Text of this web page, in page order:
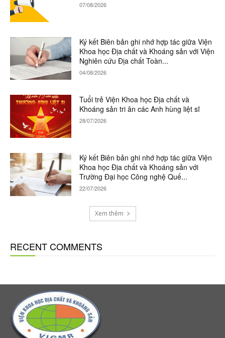
07/08/2026
Ký kết Biên bản ghi nhớ hợp tác giữa Viện
Khoa học Địa chất và Khoáng sản với Viện
Nghiên cứu Địa chất Toàn...
04/08/2026
Tuổi trẻ Viện Khoa học Địa chất và
Khoáng sản tri ân các Anh hùng liệt sĩ
28/07/2026
Ký kết Biên bản ghi nhớ hợp tác giữa Viện
Khoa học Địa chất và Khoáng sản với
Trường Đại học Công nghệ Quế...
22/07/2026
Xem thêm
RECENT COMMENTS